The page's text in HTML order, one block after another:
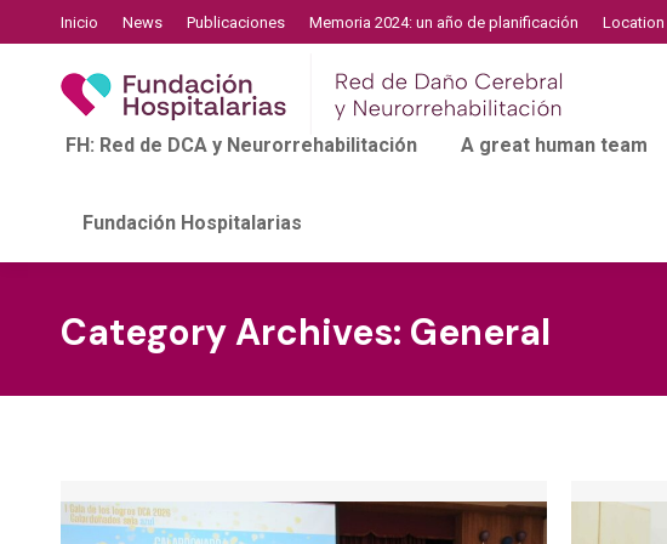
Inicio News Publicaciones Memoria 2024: un año de planificación Location
FH: Red de DCA y Neurorrehabilitación A great human team
Fundación Hospitalarias
Category Archives: General